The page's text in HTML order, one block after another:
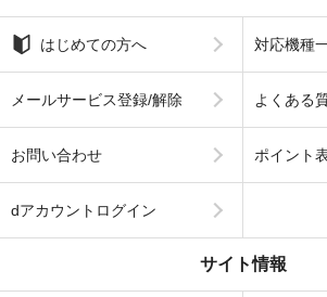
はじめての方へ 対応機種
メールサービス登録/解除 よくある
お問い合わせ ポイント
dアカウントログイン
サイト情報